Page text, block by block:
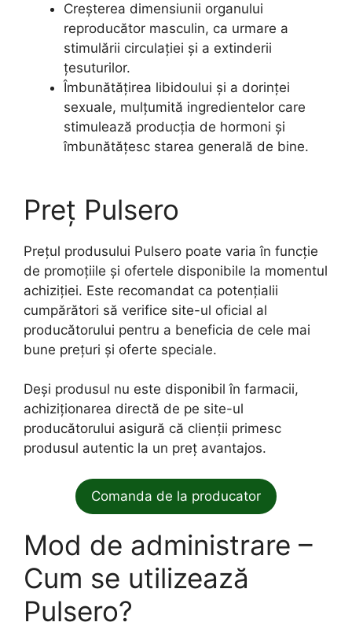
Creșterea dimensiunii organului
reproducător masculin, ca urmare a
stimulării circulației și a extinderii
țesuturilor.
Îmbunătățirea libidoului și a dorinței
sexuale, mulțumită ingredientelor care
stimulează producția de hormoni și
îmbunătățesc starea generală de bine.
Preț Pulsero
Prețul produsului Pulsero poate varia în funcție
de promoțiile și ofertele disponibile la momentul
achiziției. Este recomandat ca potențialii
cumpărători să verifice site-ul oficial al
producătorului pentru a beneficia de cele mai
bune prețuri și oferte speciale.
Deși produsul nu este disponibil în farmacii,
achiziționarea directă de pe site-ul
producătorului asigură că clienții primesc
produsul autentic la un preț avantajos.
Comanda de la producator
Mod de administrare –
Cum se utilizează
Pulsero?